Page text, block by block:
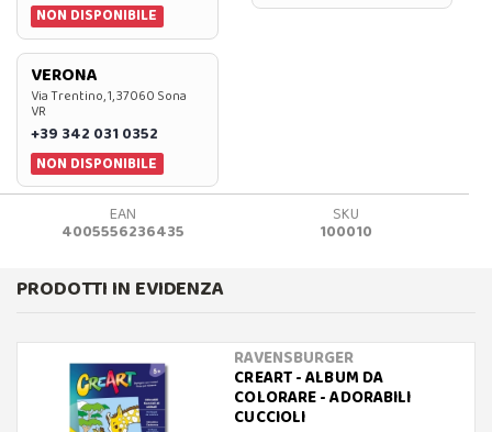
NON DISPONIBILE
VERONA
Via Trentino, 1, 37060 Sona
VR
+39 342 031 0352
NON DISPONIBILE
EAN
4005556236435
SKU
100010
PRODOTTI IN EVIDENZA
RAVENSBURGER
CREART - ALBUM DA
COLORARE - ADORABILI
CUCCIOLI